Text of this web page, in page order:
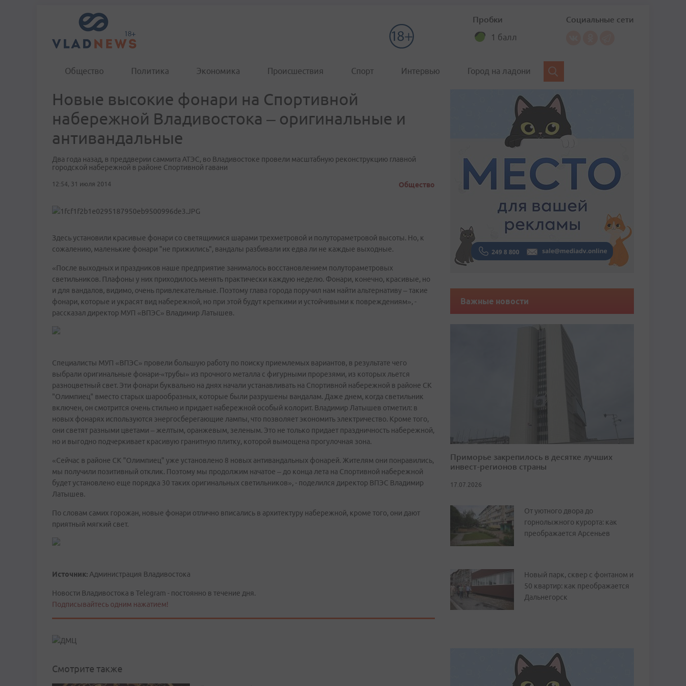
Пробки
1 балл
Социальные сети
Общество Политика Экономика Происшествия Спорт Интервью Город на ладони
Новые высокие фонари на Спортивной
набережной Владивостока – оригинальные и
антивандальные
Два года назад, в преддверии саммита АТЭС, во Владивостоке провели масштабную реконструкцию главной
городской набережной в районе Спортивной гавани
12:54, 31 июля 2014 Общество
Здесь установили красивые фонари со светящимися шарами трехметровой и полутораметровой высоты. Но, к
сожалению, маленькие фонари "не прижились", вандалы разбивали их едва ли не каждые выходные.
«После выходных и праздников наше предприятие занималось восстановлением полутораметровых
светильников. Плафоны у них приходилось менять практически каждую неделю. Фонари, конечно, красивые, но
и для вандалов, видимо, очень привлекательные. Поэтому глава города поручил нам найти альтернативу – такие
фонари, которые и украсят вид набережной, но при этой будут крепкими и устойчивыми к повреждениям», -
рассказал директор МУП «ВПЭС» Владимир Латышев.
Специалисты МУП «ВПЭС» провели большую работу по поиску приемлемых вариантов, в результате чего
выбрали оригинальные фонари-«трубы» из прочного металла с фигурными прорезями, из которых льется
разноцветный свет. Эти фонари буквально на днях начали устанавливать на Спортивной набережной в районе СК
"Олимпиец" вместо старых шарообразных, которые были разрушены вандалам. Даже днем, когда светильник
включен, он смотрится очень стильно и придает набережной особый колорит. Владимир Латышев отметил: в
новых фонарях используются энергосберегающие лампы, что позволяет экономить электричество. Кроме того,
они светят разными цветами – желтым, оранжевым, зеленым. Это не только придает праздничность набережной,
но и выгодно подчеркивает красивую гранитную плитку, которой вымощена прогулочная зона.
«Сейчас в районе СК "Олимпиец" уже установлено 8 новых антивандальных фонарей. Жителям они понравились,
мы получили позитивный отклик. Поэтому мы продолжим начатое – до конца лета на Спортивной набережной
будет установлено еще порядка 30 таких оригинальных светильников», - поделился директор ВПЭС Владимир
Латышев.
По словам самих горожан, новые фонари отлично вписались в архитектуру набережной, кроме того, они дают
приятный мягкий свет.
Источник: Администрация Владивостока
Новости Владивостока в Telegram - постоянно в течение дня.
Подписывайтесь одним нажатием!
Смотрите также
Важные новости
Приморье закрепилось в десятке лучших
инвест-регионов страны
17.07.2026
От уютного двора до
горнолыжного курорта: как
преображается Арсеньев
Новый парк, сквер с фонтаном и
50 квартир: как преображается
Дальнегорск